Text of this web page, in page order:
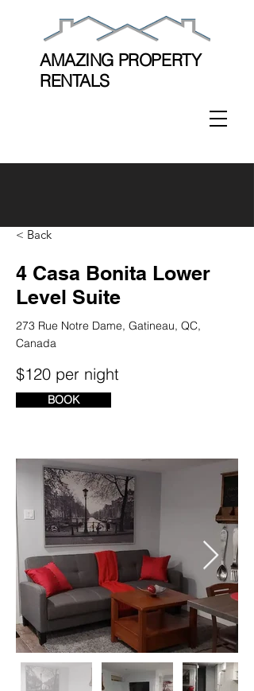
AMAZING PROPERTY
RENTALS
< Back
4 Casa Bonita Lower
Level Suite
273 Rue Notre Dame, Gatineau, QC,
Canada
$120 per night
BOOK